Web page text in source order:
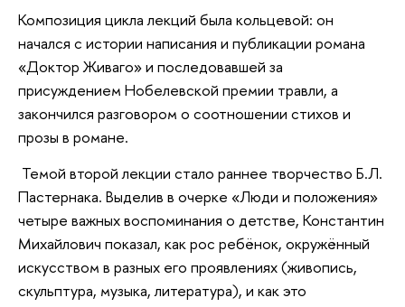
Композиция цикла лекций была кольцевой: он
начался с истории написания и публикации романа
«Доктор Живаго» и последовавшей за
присуждением Нобелевской премии травли, а
закончился разговором о соотношении стихов и
прозы в романе.
Темой второй лекции стало раннее творчество Б.Л.
Пастернака. Выделив в очерке «Люди и положения»
четыре важных воспоминания о детстве, Константин
Михайлович показал, как рос ребёнок, окружённый
искусством в разных его проявлениях (живопись,
скульптура, музыка, литература), и как это